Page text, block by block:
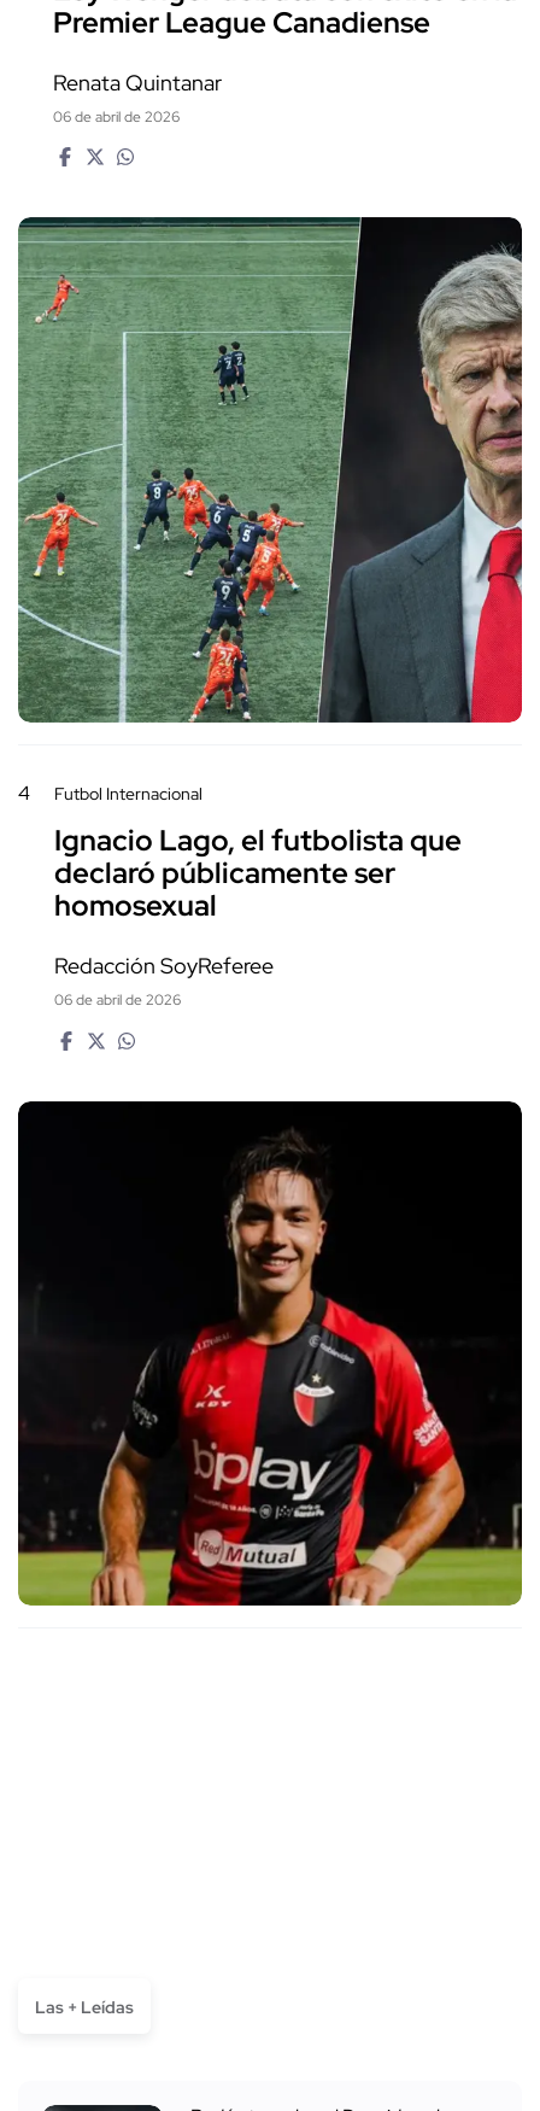
Premier League Canadiense
Renata Quintanar
06 de abril de 2026
4 Futbol Internacional
Ignacio Lago, el futbolista que
declaró públicamente ser
homosexual
Redacción SoyReferee
06 de abril de 2026
Las + Leídas